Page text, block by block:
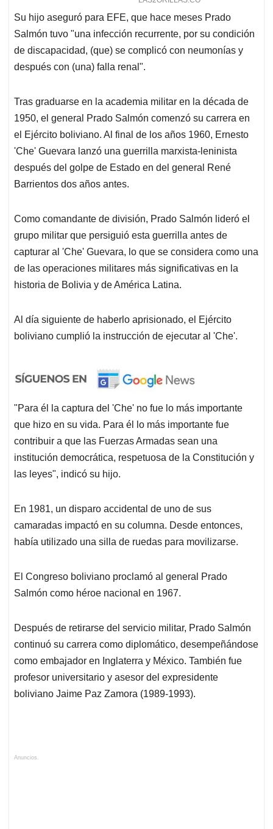
Su hijo aseguró para EFE, que hace meses Prado
Salmón tuvo "una infección recurrente, por su condición
de discapacidad, (que) se complicó con neumonías y
después con (una) falla renal".
Tras graduarse en la academia militar en la década de
1950, el general Prado Salmón comenzó su carrera en
el Ejército boliviano. Al final de los años 1960, Ernesto
'Che' Guevara lanzó una guerrilla marxista-leninista
después del golpe de Estado en del general René
Barrientos dos años antes.
Como comandante de división, Prado Salmón lideró el
grupo militar que persiguió esta guerrilla antes de
capturar al 'Che' Guevara, lo que se considera como una
de las operaciones militares más significativas en la
historia de Bolivia y de América Latina.
Al día siguiente de haberlo aprisionado, el Ejército
boliviano cumplió la instrucción de ejecutar al 'Che'.
"Para él la captura del 'Che' no fue lo más importante
que hizo en su vida. Para él lo más importante fue
contribuir a que las Fuerzas Armadas sean una
institución democrática, respetuosa de la Constitución y
las leyes", indicó su hijo.
En 1981, un disparo accidental de uno de sus
camaradas impactó en su columna. Desde entonces,
había utilizado una silla de ruedas para movilizarse.
El Congreso boliviano proclamó al general Prado
Salmón como héroe nacional en 1967.
Después de retirarse del servicio militar, Prado Salmón
continuó su carrera como diplomático, desempeñándose
como embajador en Inglaterra y México. También fue
profesor universitario y asesor del expresidente
boliviano Jaime Paz Zamora (1989-1993).
Anuncios.